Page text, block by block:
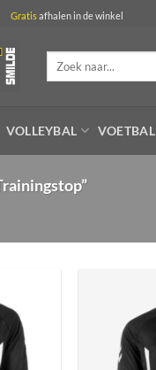
Gratis afhalen in de winkel
Zoeken
VOLLEYBAL VOETBAL